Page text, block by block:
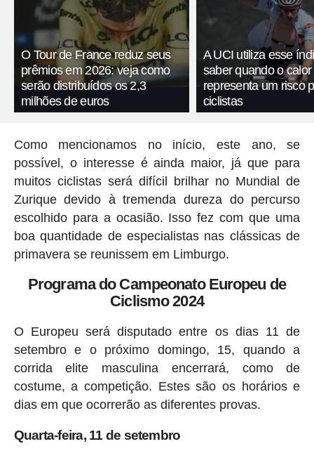
O Tour de France reduz seus
prêmios em 2026: veja como
serão distribuídos os 2,3
milhões de euros
A UCI utiliza esse
saber quando o calor
representa um risco
ciclistas
Como mencionamos no início, este ano, se
possível, o interesse é ainda maior, já que para
muitos ciclistas será difícil brilhar no Mundial de
Zurique devido à tremenda dureza do percurso
escolhido para a ocasião. Isso fez com que uma
boa quantidade de especialistas nas clássicas de
primavera se reunissem em Limburgo.
Programa do Campeonato Europeu de
Ciclismo 2024
O Europeu será disputado entre os dias 11 de
setembro e o próximo domingo, 15, quando a
corrida elite masculina encerrará, como de
costume, a competição. Estes são os horários e
dias em que ocorrerão as diferentes provas.
Quarta-feira, 11 de setembro